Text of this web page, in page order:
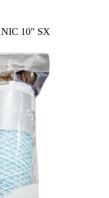
10" SX